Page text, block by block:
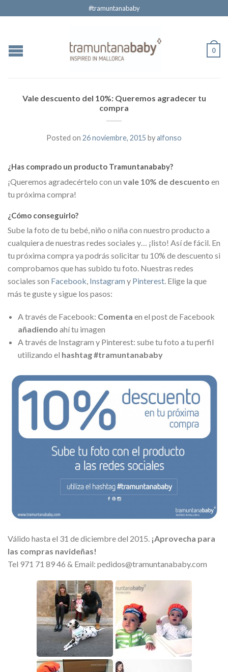
#tramuntanababy
0
Vale descuento del 10%: Queremos agradecer tu
compra
Posted on 26 noviembre, 2015 byalfonso
¿Has comprado un producto Tramuntanababy?
¡Queremos agradecértelo con un vale 10% de descuento en
tu próxima compra!
¿Cómo conseguirlo?
Sube la foto de tu bebé, niño o niña con nuestro producto a
cualquiera de nuestras redes sociales y… ¡listo! Así de fácil. En
tu próxima compra ya podrás solicitar tu 10% de descuento si
comprobamos que has subido tu foto. Nuestras redes
sociales son Facebook, Instagram y Pinterest. Elige la que
más te guste y sigue los pasos:
A través de Facebook: Comenta en el post de Facebook
añadiendo ahí tu imagen
A través de Instagram y Pinterest: sube tu foto a tu perfil
utilizando el hashtag #tramuntanababy
Válido hasta el 31 de diciembre del 2015. ¡Aprovecha para
las compras navideñas!
Tel 971 71 89 46 & Email: pedidos@tramuntanababy.com